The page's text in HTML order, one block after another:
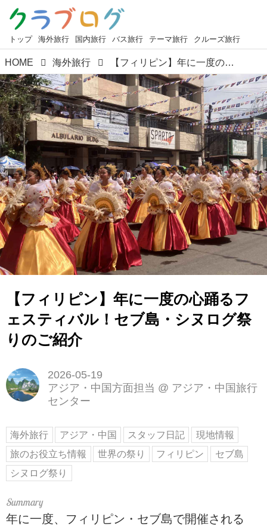
トップ 海外旅行 国内旅行 バス旅行 テーマ旅行 クルーズ旅行
HOME 海外旅行 【フィリピン】年に一度の心踊るフェスティバル！セブ島・シヌログ祭りのご紹介
【フィリピン】年に一度の心踊るフ
ェスティバル！セブ島・シヌログ祭
りのご紹介
2026-05-19
アジア・中国方面担当 @ アジア・中国旅行
センター
海外旅行 アジア・中国 スタッフ日記
現地情報
旅のお役立ち情報
世界の祭り フィリピン
セブ島
シヌログ祭り
年に一度、フィリピン・セブ島で開催される